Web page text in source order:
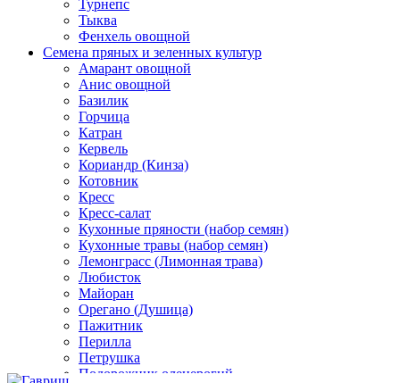
Турнепс
Тыква
Фенхель овощной
Семена пряных и зеленных культур
Амарант овощной
Анис овощной
Базилик
Горчица
Катран
Кервель
Кориандр (Кинза)
Котовник
Кресс
Кресс-салат
Кухонные пряности (набор семян)
Кухонные травы (набор семян)
Лемонграсс (Лимонная трава)
Любисток
Майоран
Орегано (Душица)
Пажитник
Перилла
Петрушка
Подорожник оленерогий